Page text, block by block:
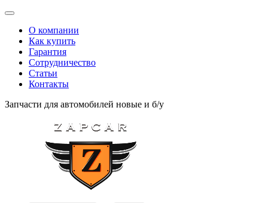
О компании
Как купить
Гарантия
Сотрудничество
Статьи
Контакты
Запчасти для автомобилей новые и б/у